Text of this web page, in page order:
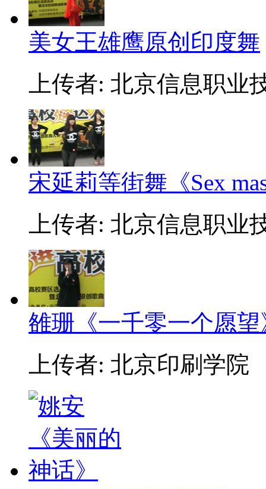
美女王雄鹰原创印度舞
上传者: 北京信息职业
宋延莉等街舞《Sex
上传者: 北京信息职业
雒珊《一千零一个愿望
上传者: 北京印刷学院